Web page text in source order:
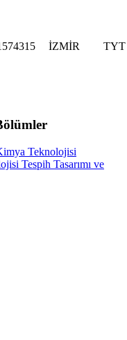
İZMİR TYT
Teknolojisi
Tespih Tasarımı ve